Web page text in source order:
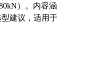
）。内容涵
建议，适用于